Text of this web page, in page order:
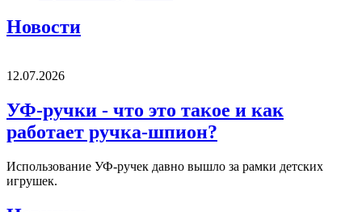
Новости
12.07.2026
УФ-ручки - что это такое и как
работает ручка-шпион?
Использование УФ-ручек давно вышло за рамки детских
игрушек.